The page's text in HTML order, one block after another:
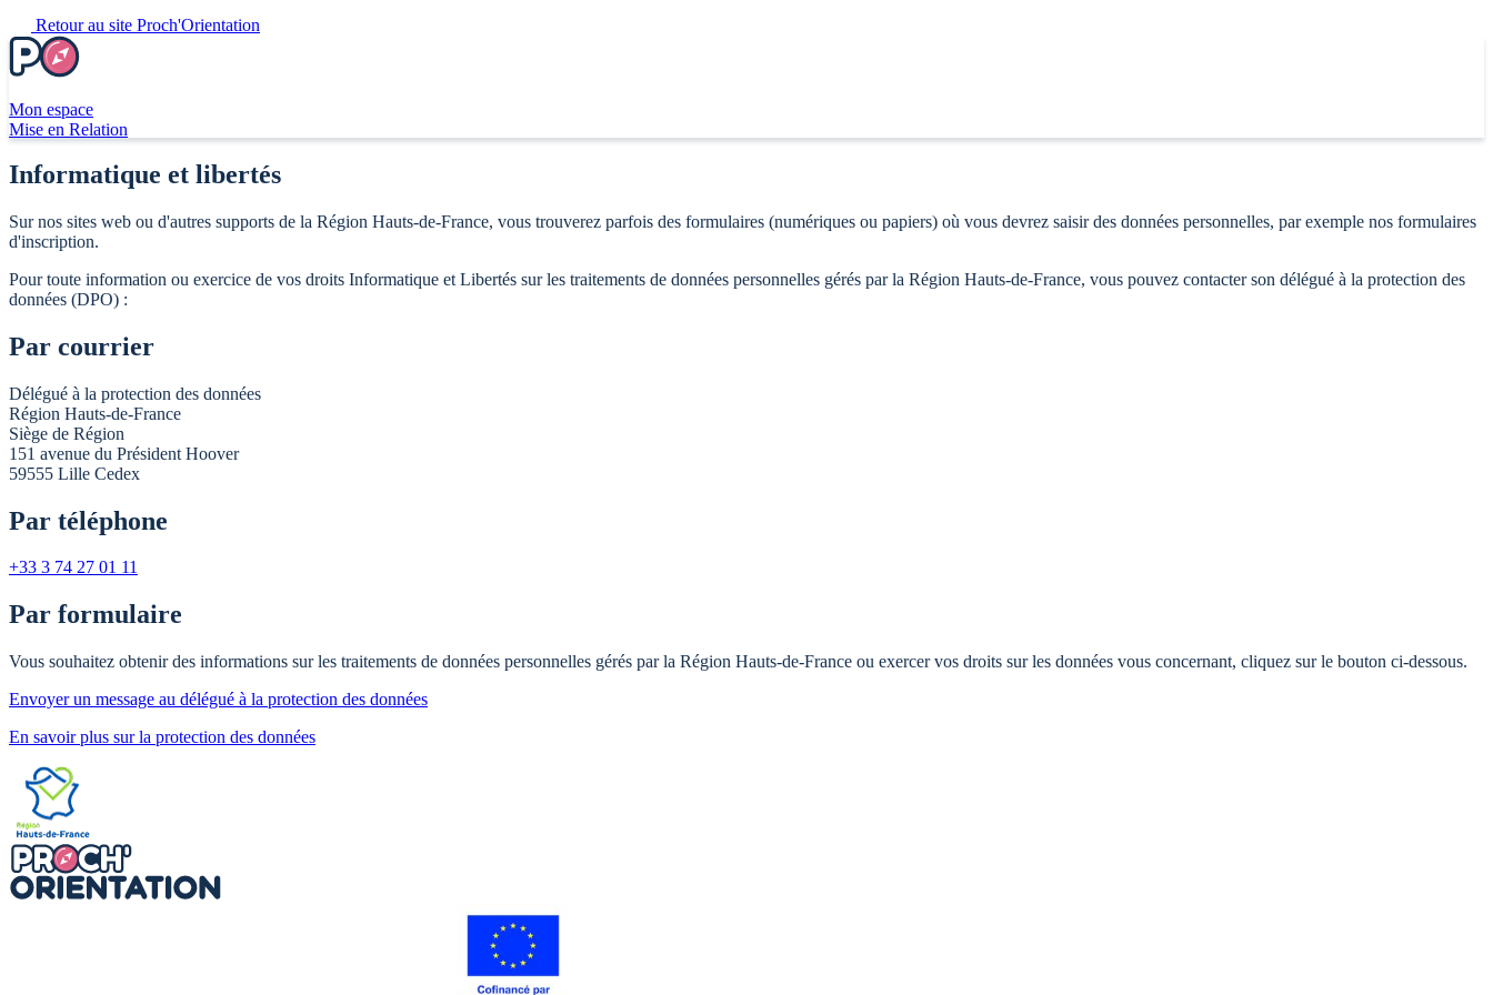
Retour au site Proch'Orientation
Mon espace
Mise en Relation
Informatique et libertés
Sur nos sites web ou d'autres supports de la Région Hauts-de-France, vous trouverez parfois des formulaires (numériques ou papiers) où vous devrez saisir des données personnelles, par exemple nos formulaires
d'inscription.
Pour toute information ou exercice de vos droits Informatique et Libertés sur les traitements de données personnelles gérés par la Région Hauts-de-France, vous pouvez contacter son délégué à la protection des
données (DPO) :
Par courrier
Délégué à la protection des données
Région Hauts-de-France
Siège de Région
151 avenue du Président Hoover
59555 Lille Cedex
Par téléphone
+33 3 74 27 01 11
Par formulaire
Vous souhaitez obtenir des informations sur les traitements de données personnelles gérés par la Région Hauts-de-France ou exercer vos droits sur les données vous concernant, cliquez sur le bouton ci-dessous.
Envoyer un message au délégué à la protection des données
En savoir plus sur la protection des données